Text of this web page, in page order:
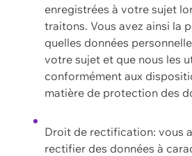
enregistrées à votre sujet
traitons. Vous avez ainsi la
quelles données
votre sujet et que nous les
conformément aux
matière de protection des
Droit de rectification: vous
rectifier des données à